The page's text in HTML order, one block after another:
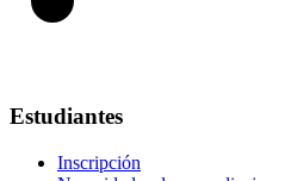
Estudiantes
Inscripción